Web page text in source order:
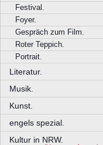
Festival.
Foyer.
Gespräch zum Film.
Roter Teppich.
Portrait.
Literatur.
Musik.
Kunst.
engels spezial.
Kultur in NRW.